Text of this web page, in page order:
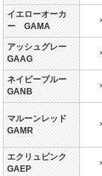
イエローオーカ
ー GAMA
アッシュグレー
GAAG
ネイビーブルー
GANB
マルーンレッド
GAMR
エクリュピンク
GAEP